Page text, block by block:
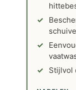
Stijlvol